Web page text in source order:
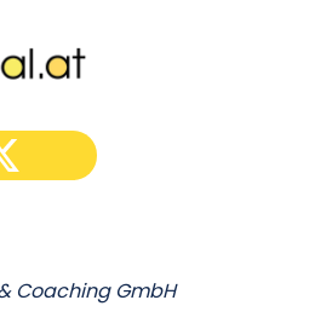
Coaching GmbH